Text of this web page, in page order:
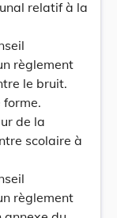
relatif à la
règlement
le bruit.
de la
scolaire à
règlement